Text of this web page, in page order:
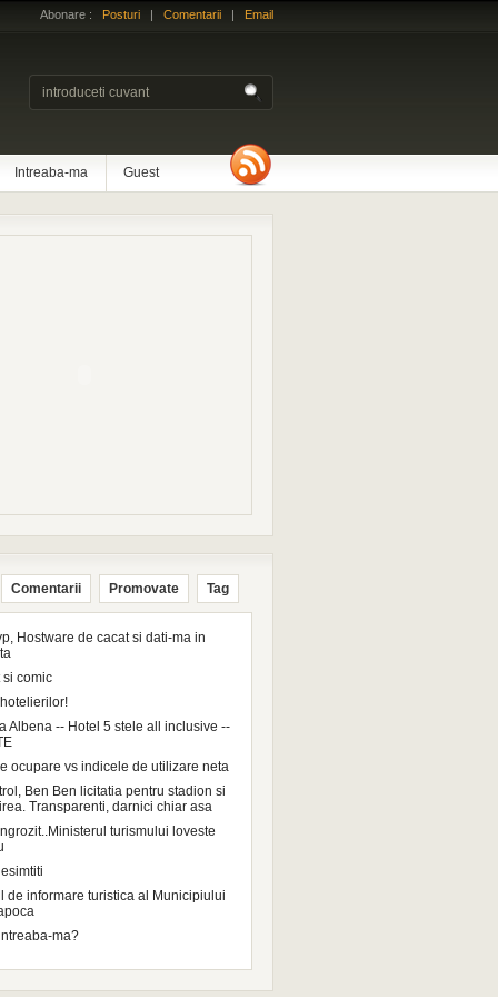
Abonare : Posturi | Comentarii | Email
Intreaba-ma Guest
Comentarii Promovate Tag
Hostware de cacat si dati-ma in
si comic
Albena -- Hotel 5 stele all inclusive --
ocupare vs indicele de utilizare neta
Ben Ben licitatia pentru stadion si
Transparenti, darnici chiar asa
turismului loveste
de informare turistica al Municipiului
ma?